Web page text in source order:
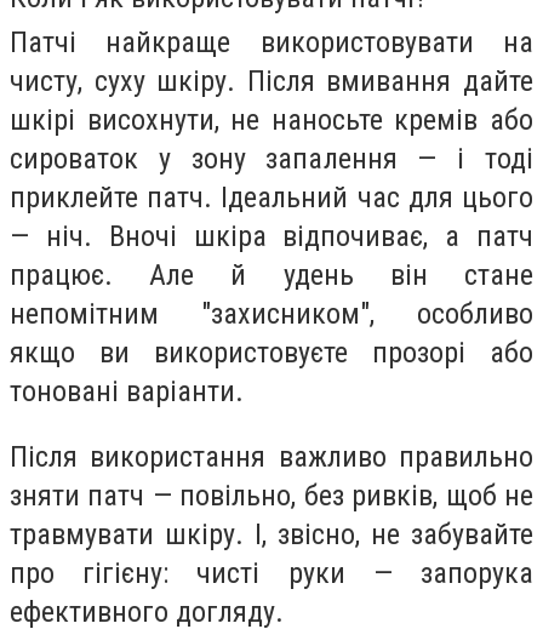
Патчі найкраще використовувати на
чисту, суху шкіру. Після вмивання дайте
шкірі висохнути, не наносьте кремів або
сироваток у зону запалення — і тоді
приклейте патч. Ідеальний час для цього
— ніч. Вночі шкіра відпочиває, а патч
працює. Але й удень він стане
непомітним "захисником", особливо
якщо ви використовуєте прозорі або
тоновані варіанти.
Після використання важливо правильно
зняти патч — повільно, без ривків, щоб не
травмувати шкіру. І, звісно, не забувайте
про гігієну: чисті руки — запорука
ефективного догляду.